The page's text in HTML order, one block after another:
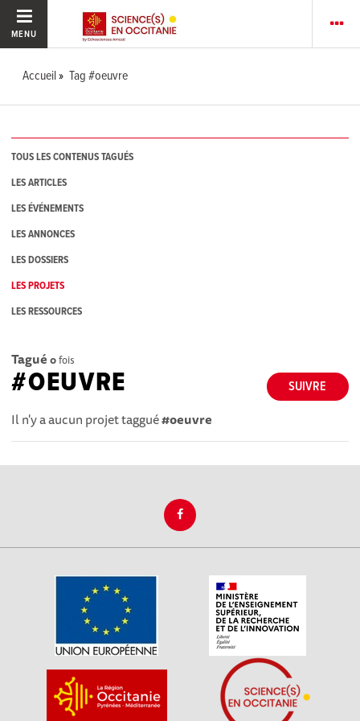
MENU
Accueil Tag #oeuvre
TOUS LES CONTENUS TAGUÉS
LES ARTICLES
LES ÉVÉNEMENTS
LES ANNONCES
LES DOSSIERS
LES PROJETS
LES RESSOURCES
Tagué 0fois
SUIVRE
#OEUVRE
Il n'y a aucun projet taggué#oeuvre